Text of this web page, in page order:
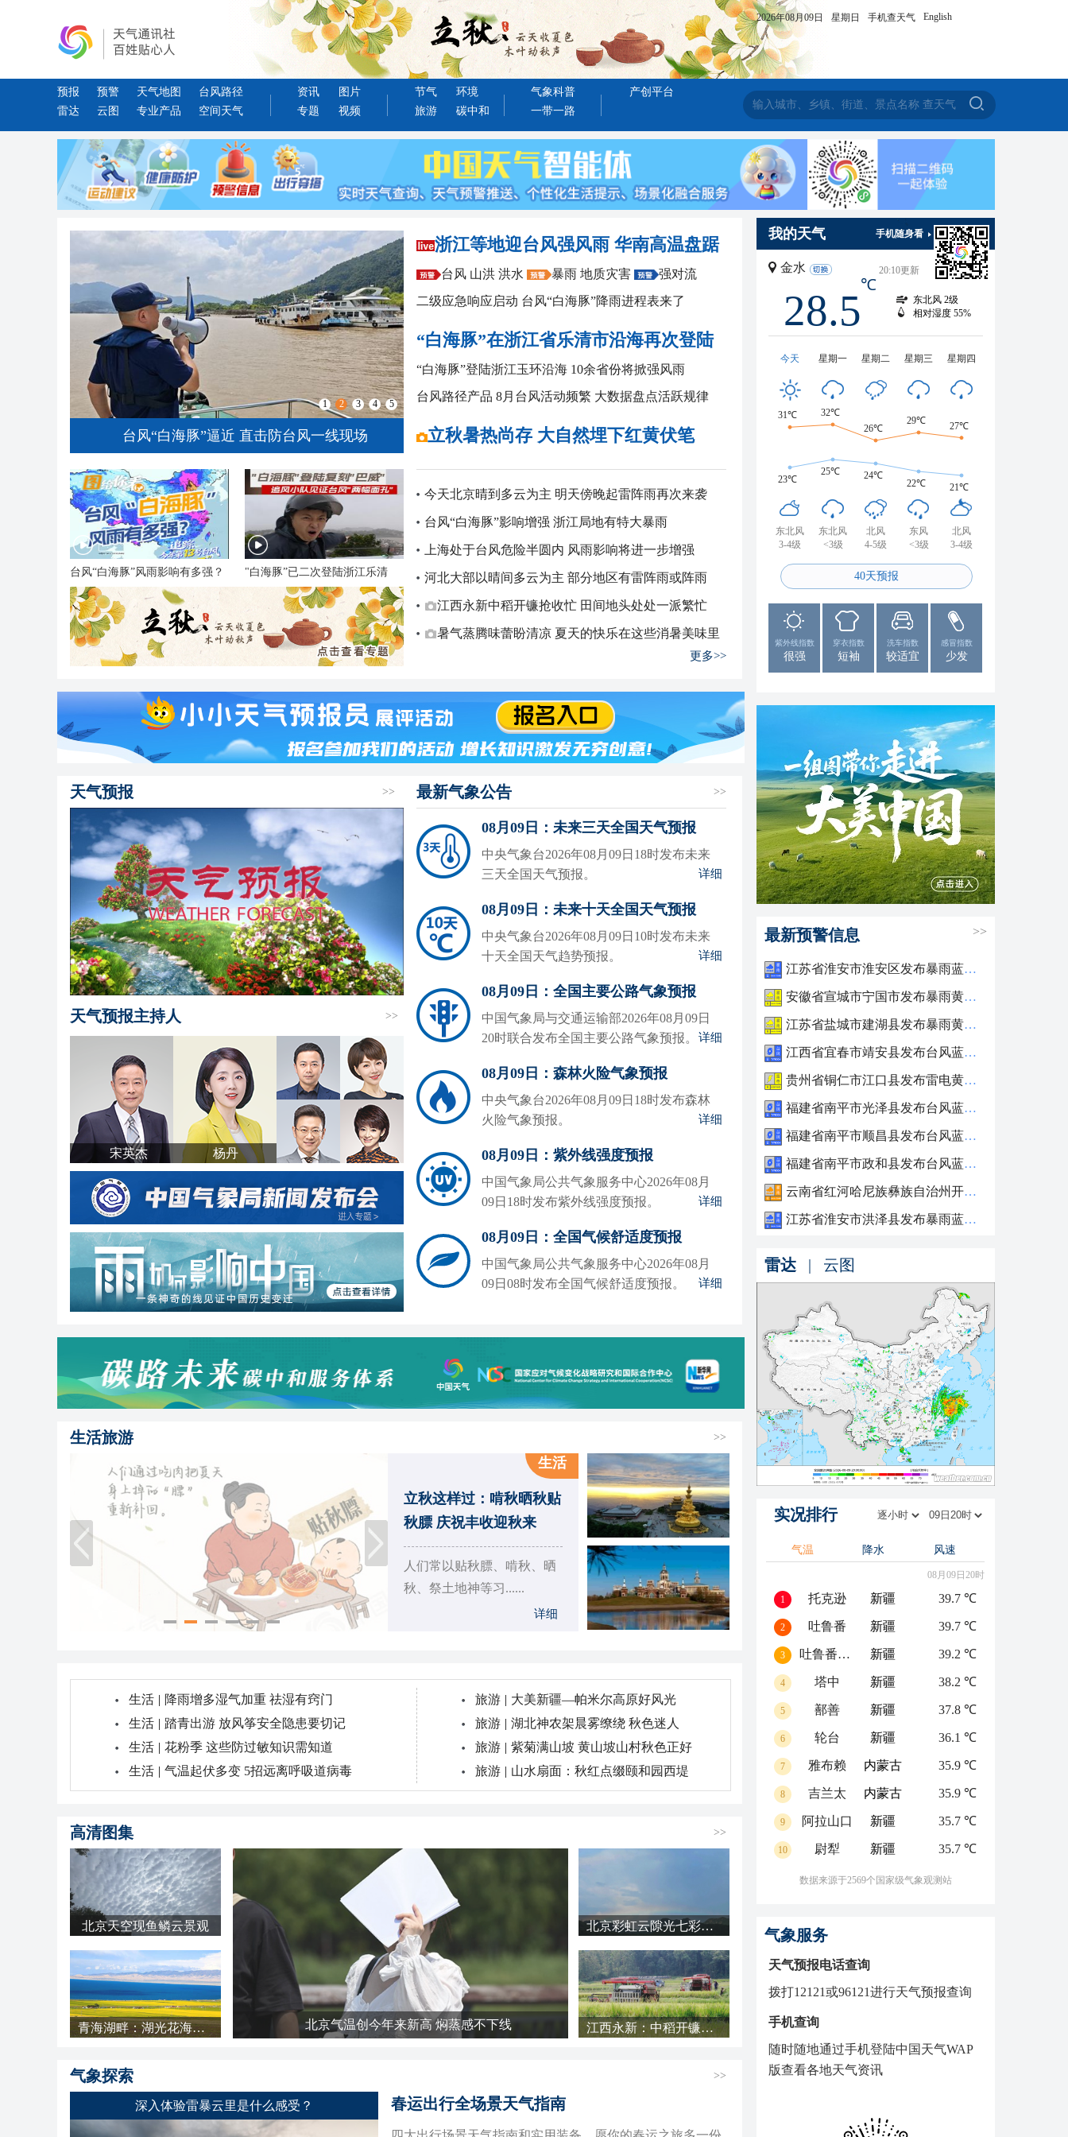
2026年08月09日 星期日 手机查天气 English
预报 预警 天气地图
台风路径
雷达
云图 专业产品 空间天气
资讯
图片
专题
视频
节气
环境
旅游
碳中和
气象科普
一带一路
产创平台
台风“白海豚”逼近 直击防台风一线现场 青海湖畔：天地铺成明亮画卷 江西永新：中稻开镰抢收忙
1 2 3 4 5
台风“白海豚”风雨影响有多强？ "白海豚”已二次登陆浙江乐清
浙江等地迎台风强风雨 华南高温盘踞
台风 山洪 洪水 暴雨 地质灾害
强对流
二级应急响应启动 台风“白海豚”降雨进程表来了
大数据揭秘登陆浙江台风之最
“白海豚”在浙江省乐清市沿海再次登陆
“白海豚”登陆浙江玉环沿海 10余省份将掀强风雨
台风路径产品 8月台风活动频繁 大数据盘点活跃规律
四问台风“白海豚”：登陆后是否会北上
立秋暑热尚存 大自然埋下红黄伏笔
今天北京晴到多云为主 明天傍晚起雷阵雨再次来袭
台风“白海豚”影响增强 浙江局地有特大暴雨
上海处于台风危险半圆内 风雨影响将进一步增强
河北大部以晴间多云为主 部分地区有雷阵雨或阵雨
江西永新中稻开镰抢收忙 田间地头处处一派繁忙
暑气蒸腾味蕾盼清凉 夏天的快乐在这些消暑美味里
更多>>
天气预报 >>
>>
天气预报主持人
宋英杰 杨丹
最新气象公告 >>
08月09日：未来三天全国天气预报
中央气象台2026年08月09日18时发布未来
三天全国天气预报。
详细
08月09日：未来十天全国天气预报
中央气象台2026年08月09日10时发布未来
十天全国天气趋势预报。
详细
08月09日：全国主要公路气象预报
中国气象局与交通运输部2026年08月09日
20时联合发布全国主要公路气象预报。 详细
08月09日：森林火险气象预报
中央气象台2026年08月09日18时发布森林
火险气象预报。
详细
08月09日：紫外线强度预报
中国气象局公共气象服务中心2026年08月
09日18时发布紫外线强度预报。
详细
08月09日：全国气候舒适度预报
中国气象局公共气象服务中心2026年08月
09日08时发布全国气候舒适度预报。
详细
生活旅游 >>
生活
立秋这样过：啃秋晒秋贴
秋膘 庆祝丰收迎秋来
人们常以贴秋膘、啃秋、晒
秋、祭土地神等习......
详细
生活 | 降雨增多湿气加重 祛湿有窍门
生活 | 踏青出游 放风筝安全隐患要切记
生活 | 花粉季 这些防过敏知识需知道
生活 | 气温起伏多变 5招远离呼吸道病毒
旅游 | 大美新疆—帕米尔高原好风光
旅游 | 湖北神农架晨雾缭绕 秋色迷人
旅游 | 紫菊满山坡 黄山坡山村秋色正好
旅游 | 山水扇面：秋红点缀颐和园西堤
高清图集 >>
北京天空现鱼鳞云景观
青海湖畔：湖光花海长云 天地铺成明亮画卷 北京气温创今年来新高 焖蒸感不下线
北京彩虹云隙光七彩云浓积云接连上线
江西永新：中稻开镰抢收忙
气象探索 >>
深入体验雷暴云里是什么感受？ 春运出行全场景天气指南
我的天气 手机随身看
金水 20:10更新
28.5
℃
东北风 2级
相对湿度 55%
今天 星期一 星期二 星期三 星期四
31℃
32℃
26℃
29℃ 27℃
23℃
25℃ 24℃
22℃ 21℃
东北风 东北风 北风 东风
北风
3-4级
<3级 4-5级 <3级 3-4级
40天预报
紫外线指数
很强
穿衣指数
短袖
洗车指数
较适宜
感冒指数
少发
最新预警信息 >>
江苏省淮安市淮安区发布暴雨蓝色预警
安徽省宣城市宁国市发布暴雨黄色预警
江苏省盐城市建湖县发布暴雨黄色预警
江西省宜春市靖安县发布台风蓝色预警
贵州省铜仁市江口县发布雷电黄色预警
福建省南平市光泽县发布台风蓝色预警
福建省南平市顺昌县发布台风蓝色预警
福建省南平市政和县发布台风蓝色预警
云南省红河哈尼族彝族自治州开远市发布暴雨橙色预警
江苏省淮安市洪泽县发布暴雨蓝色预警
雷达 | 云图
实况排行
气温 降水 风速
08月09日20时
1 托克逊 新疆 39.7 ℃
2 吐鲁番 新疆 39.7 ℃
3 吐鲁番高昌区 新疆 39.2 ℃
4 塔中 新疆 38.2 ℃
5 鄯善 新疆 37.8 ℃
6 轮台 新疆 36.1 ℃
7 雅布赖 内蒙古 35.9 ℃
8 吉兰太 内蒙古 35.9 ℃
9 阿拉山口 新疆 35.7 ℃
10 尉犁 新疆 35.7 ℃
数据来源于2569个国家级气象观测站
气象服务
天气预报电话查询
拨打12121或96121进行天气预报查询
手机查询
随时随地通过手机登陆中国天气WAP
版查看各地天气资讯